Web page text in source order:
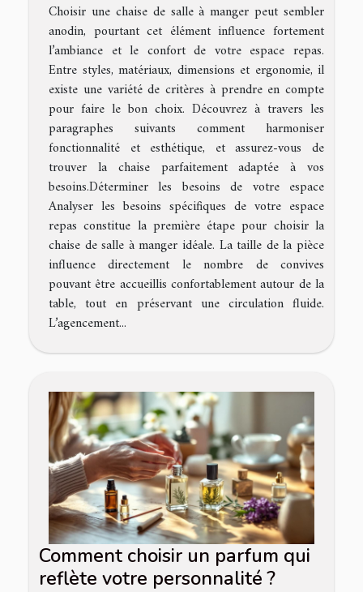
Choisir une chaise de salle à manger peut sembler
anodin, pourtant cet élément influence fortement
l’ambiance et le confort de votre espace repas.
Entre styles, matériaux, dimensions et ergonomie, il
existe une variété de critères à prendre en compte
pour faire le bon choix. Découvrez à travers les
paragraphes suivants comment harmoniser
fonctionnalité et esthétique, et assurez-vous de
trouver la chaise parfaitement adaptée à vos
besoins.Déterminer les besoins de votre espace
Analyser les besoins spécifiques de votre espace
repas constitue la première étape pour choisir la
chaise de salle à manger idéale. La taille de la pièce
influence directement le nombre de convives
pouvant être accueillis confortablement autour de la
table, tout en préservant une circulation fluide.
L’agencement...
Comment choisir un parfum qui
reflète votre personnalité ?